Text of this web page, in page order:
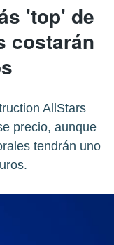
'top' de
costarán
AllStars
precio, aunque
tendrán uno